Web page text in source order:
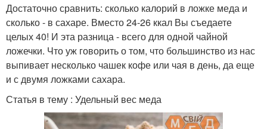
Достаточно сравнить: сколько калорий в ложке меда и
сколько - в сахаре. Вместо 24-26 ккал Вы съедаете
целых 40! И эта разница - всего для одной чайной
ложечки. Что уж говорить о том, что большинство из нас
выпивает несколько чашек кофе или чая в день, да еще
и с двумя ложками сахара.
Статья в тему : Удельный вес меда